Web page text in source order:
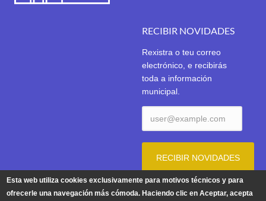
RECIBIR NOVIDADES
Rexistra o teu correo
electrónico, e recibirás
toda a información
municipal.
Esta web utiliza cookies exclusivamente para motivos técnicos y para
ofrecerle una navegación más cómoda. Haciendo clic en Aceptar, acepta